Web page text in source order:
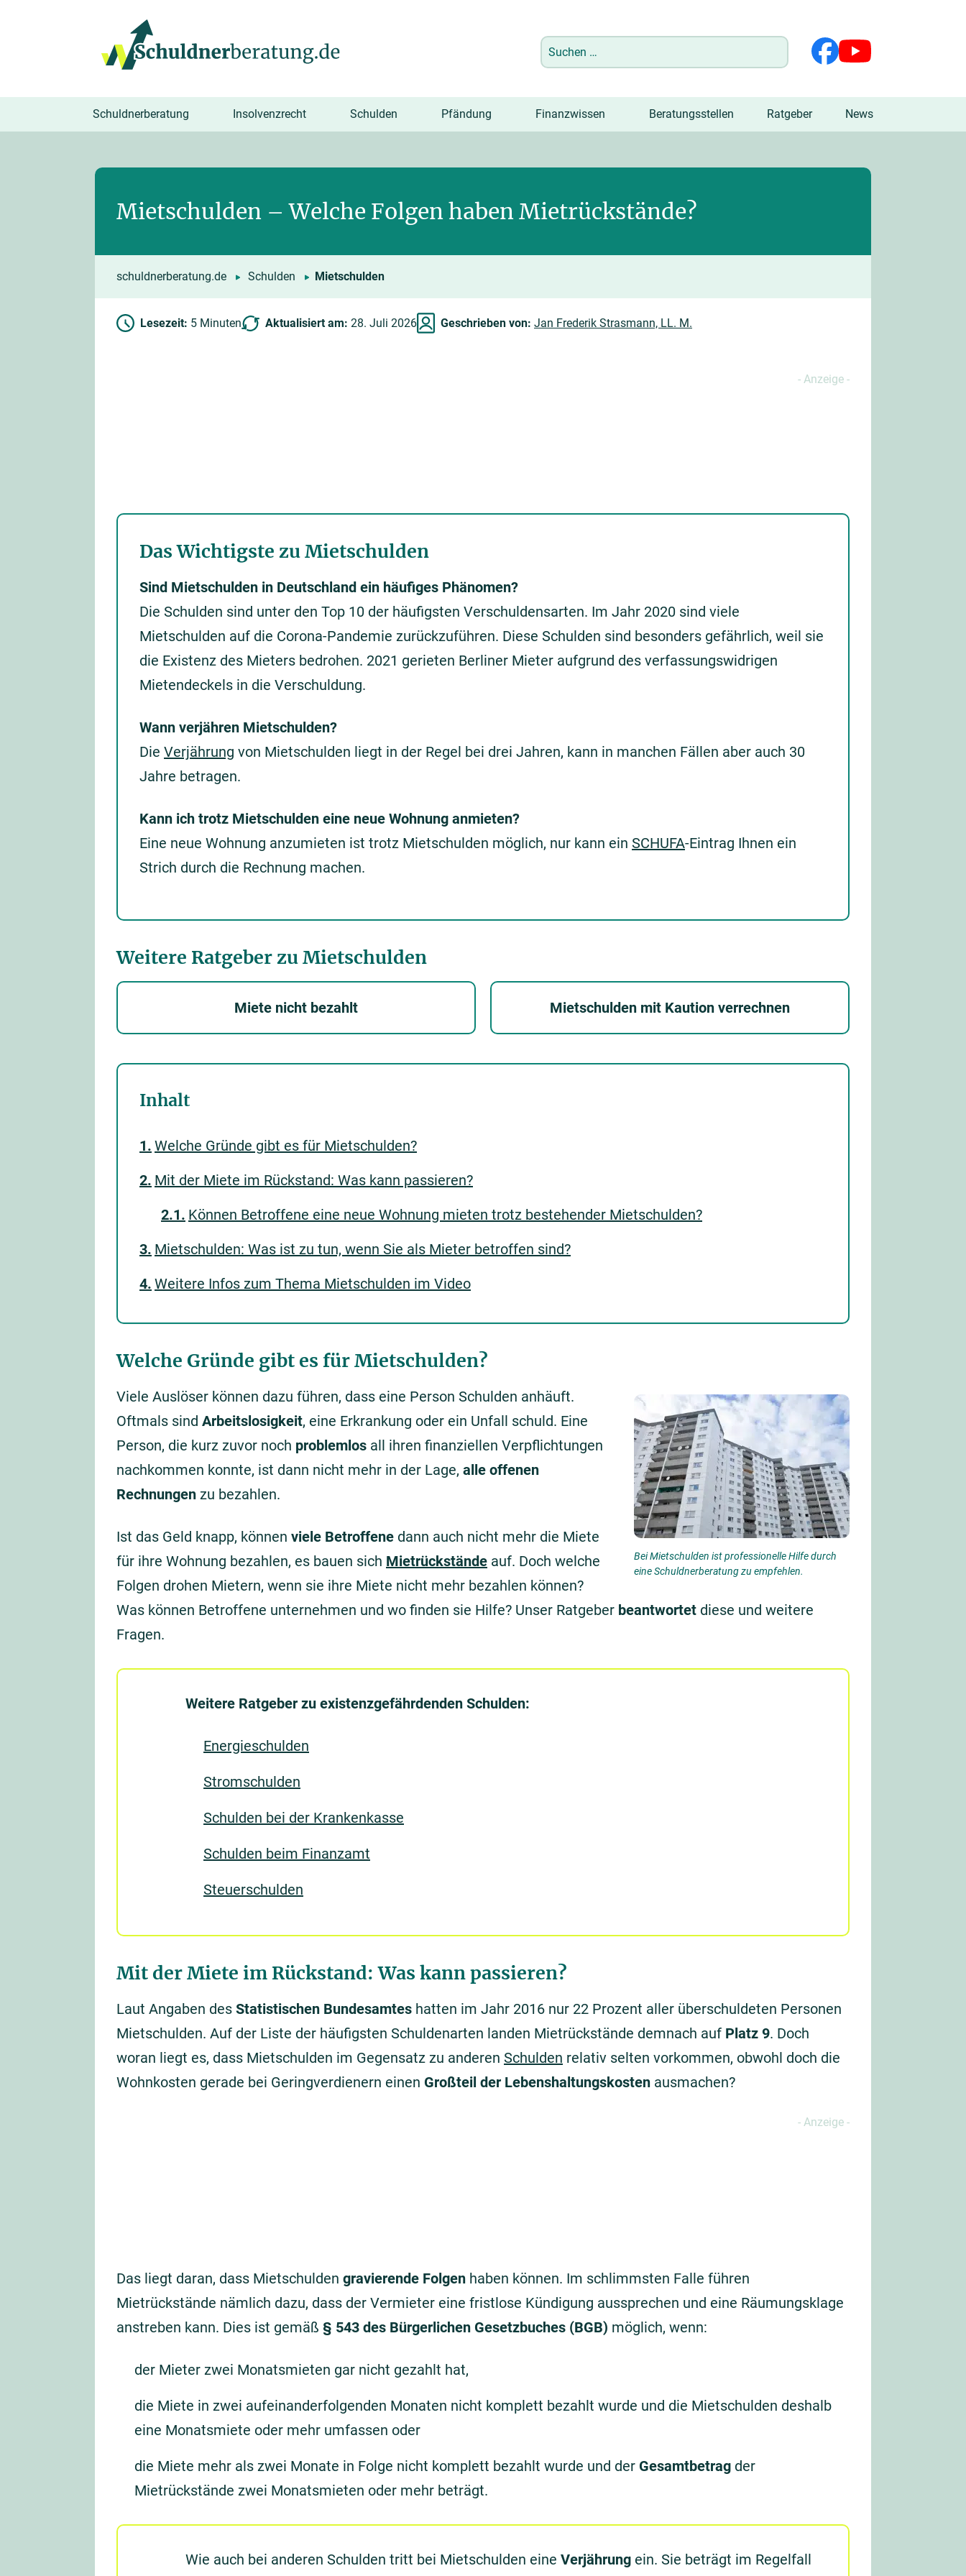
Suchen
nach:
Schuldnerberatung Insolvenzrecht Schulden Pfändung Finanzwissen Beratungsstellen Ratgeber News
Mietschulden – Welche Folgen haben Mietrückstände?
schuldnerberatung.de Schulden Mietschulden
Lesezeit: 5 Minuten Aktualisiert am: 28. Juli 2026 Geschrieben von: Jan Frederik Strasmann, LL. M.
Das Wichtigste zu Mietschulden
Sind Mietschulden in Deutschland ein häufiges Phänomen?
Die Schulden sind unter den Top 10 der häufigsten Verschuldensarten. Im Jahr 2020 sind viele
Mietschulden auf die Corona-Pandemie zurückzuführen. Diese Schulden sind besonders gefährlich, weil sie
die Existenz des Mieters bedrohen. 2021 gerieten Berliner Mieter aufgrund des verfassungswidrigen
Mietendeckels in die Verschuldung.
Wann verjähren Mietschulden?
Die Verjährung von Mietschulden liegt in der Regel bei drei Jahren, kann in manchen Fällen aber auch 30
Jahre betragen.
Kann ich trotz Mietschulden eine neue Wohnung anmieten?
Eine neue Wohnung anzumieten ist trotz Mietschulden möglich, nur kann ein SCHUFA-Eintrag Ihnen ein
Strich durch die Rechnung machen.
Weitere Ratgeber zu Mietschulden
Miete nicht bezahlt Mietschulden mit Kaution verrechnen
Inhalt
Welche Gründe gibt es für Mietschulden?
Mit der Miete im Rückstand: Was kann passieren?
Können Betroffene eine neue Wohnung mieten trotz bestehender Mietschulden?
Mietschulden: Was ist zu tun, wenn Sie als Mieter betroffen sind?
Weitere Infos zum Thema Mietschulden im Video
Welche Gründe gibt es für Mietschulden?
Bei Mietschulden ist professionelle Hilfe durch
eine Schuldnerberatung zu empfehlen.
Viele Auslöser können dazu führen, dass eine Person Schulden anhäuft.
Oftmals sind Arbeitslosigkeit, eine Erkrankung oder ein Unfall schuld. Eine
Person, die kurz zuvor noch problemlos all ihren finanziellen Verpflichtungen
nachkommen konnte, ist dann nicht mehr in der Lage, alle offenen
Rechnungen zu bezahlen.
Ist das Geld knapp, können viele Betroffene dann auch nicht mehr die Miete
für ihre Wohnung bezahlen, es bauen sich Mietrückstände auf. Doch welche
Folgen drohen Mietern, wenn sie ihre Miete nicht mehr bezahlen können?
Was können Betroffene unternehmen und wo finden sie Hilfe? Unser Ratgeber beantwortet diese und weitere
Fragen.
Weitere Ratgeber zu existenzgefährdenden Schulden:
Energieschulden
Stromschulden
Schulden bei der Krankenkasse
Schulden beim Finanzamt
Steuerschulden
Mit der Miete im Rückstand: Was kann passieren?
Laut Angaben des Statistischen Bundesamtes hatten im Jahr 2016 nur 22 Prozent aller überschuldeten Personen
Mietschulden. Auf der Liste der häufigsten Schuldenarten landen Mietrückstände demnach auf Platz 9. Doch
woran liegt es, dass Mietschulden im Gegensatz zu anderen Schulden relativ selten vorkommen, obwohl doch die
Wohnkosten gerade bei Geringverdienern einen Großteil der Lebenshaltungskosten ausmachen?
Das liegt daran, dass Mietschulden gravierende Folgen haben können. Im schlimmsten Falle führen
Mietrückstände nämlich dazu, dass der Vermieter eine fristlose Kündigung aussprechen und eine Räumungsklage
anstreben kann. Dies ist gemäß § 543 des Bürgerlichen Gesetzbuches (BGB) möglich, wenn:
der Mieter zwei Monatsmieten gar nicht gezahlt hat,
die Miete in zwei aufeinanderfolgenden Monaten nicht komplett bezahlt wurde und die Mietschulden deshalb
eine Monatsmiete oder mehr umfassen oder
die Miete mehr als zwei Monate in Folge nicht komplett bezahlt wurde und der Gesamtbetrag der
Mietrückstände zwei Monatsmieten oder mehr beträgt.
Wie auch bei anderen Schulden tritt bei Mietschulden eine Verjährung ein. Sie beträgt im Regelfall